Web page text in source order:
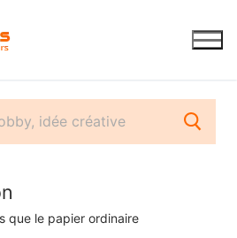
que le papier ordinaire